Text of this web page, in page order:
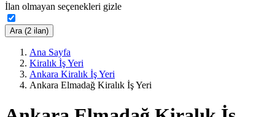
İlan olmayan seçenekleri gizle
Ara (2 ilan)
Ana Sayfa
Kiralık İş Yeri
Ankara Kiralık İş Yeri
Ankara Elmadağ Kiralık İş Yeri